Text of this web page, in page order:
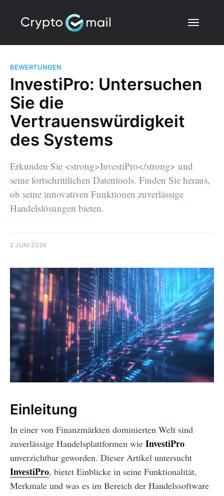
BEWERTUNGEN
InvestiPro: Untersuchen
Sie die
Vertrauenswürdigkeit
des Systems
Erkunden Sie <strong>InvestiPro</strong> und
seine fortschrittlichen Datentools. Finden Sie heraus,
ob seine innovativen Funktionen zuverlässige
Handelslösungen bieten.
2 JUNI 2026
Einleitung
In einer von Finanzmärkten dominierten Welt sind
zuverlässige Handelsplattformen wie InvestiPro
unverzichtbar geworden. Dieser Artikel untersucht
InvestiPro, bietet Einblicke in seine Funktionalität,
Merkmale und was es im Bereich der Handelssoftware